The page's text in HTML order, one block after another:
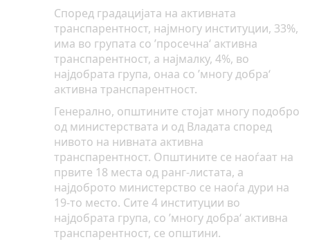
Според градацијата на активната
транспарентност, најмногу институции, 33%,
има во групата со ’просечна‘ активна
транспарентност, а најмалку, 4%, во
најдобрата група, онаа со ’многу добра‘
активна транспарентност.
Генерално, општините стојат многу подобро
од министерствата и од Владата според
нивото на нивната активна
транспарентност. Општините се наоѓаат на
првите 18 места од ранг-листата, а
најдоброто министерство се наоѓа дури на
19-то место. Сите 4 институции во
најдобрата група, со ’многу добра‘ активна
транспарентност, се општини.